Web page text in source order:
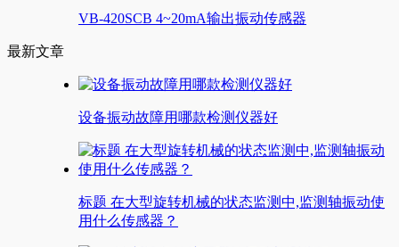
VB-420SCB 4~20mA输出振动传感器
最新文章
设备振动故障用哪款检测仪器好
标题 在大型旋转机械的状态监测中,监测轴振动使
用什么传感器？